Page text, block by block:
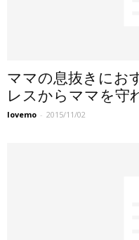
ママの息抜きにお
レスからママを守
lovemo - 2015/11/02